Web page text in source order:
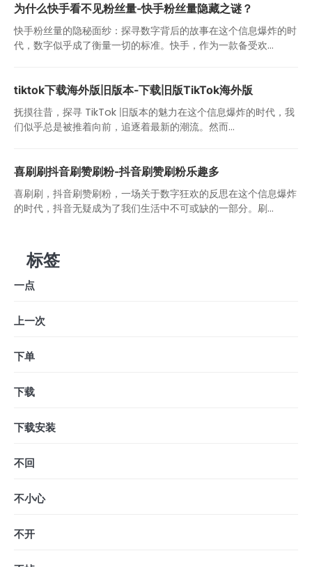
为什么快手看不见粉丝量-快手粉丝量隐藏之谜？
快手粉丝量的隐秘面纱：探寻数字背后的故事在这个信息爆炸的时
代，数字似乎成了衡量一切的标准。快手，作为一款备受欢...
tiktok下载海外版旧版本-下载旧版TikTok海外版
抚摸往昔，探寻 TikTok 旧版本的魅力在这个信息爆炸的时代，我
们似乎总是被推着向前，追逐着最新的潮流。然而...
喜刷刷抖音刷赞刷粉-抖音刷赞刷粉乐趣多
喜刷刷，抖音刷赞刷粉，一场关于数字狂欢的反思在这个信息爆炸
的时代，抖音无疑成为了我们生活中不可或缺的一部分。刷...
标签
一点
上一次
下单
下载
下载安装
不回
不小心
不开